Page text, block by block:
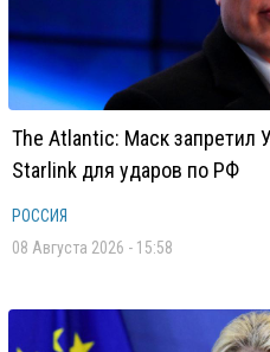
The Atlantic: Маск запретил
Starlink для ударов по РФ
РОССИЯ
08 Августа 2026 - 15:58